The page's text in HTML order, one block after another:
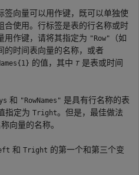
签向量可以用作键，既可以单独使
合使用。行标签是表的行名称或时
用作键，请将其指定为 "Row"
（如
的时间表向量的名称，或者
的值，其中 T 是表或时间
和 "RowNames" 是具有行名称的表
指定为 Tright。但是，最佳做法
向量的名称。
和 Tright 的第一个和第三个变